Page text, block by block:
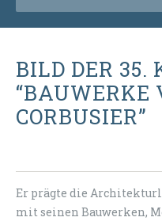
BILD DER 35.
“BAUWERKE
CORBUSIER”
Er prägte die
mit seinen Bauwerken,